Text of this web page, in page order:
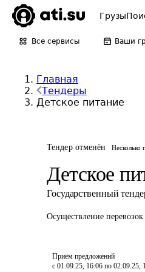
Грузы
Все сервисы Ваши
Главная
Тендеры
Детское питание
Тендер отменён Несколько
Детское
Государственный
Осуществление перевозок
Приём предложений
с 01.09.25, 16:06 по 02.09.25,